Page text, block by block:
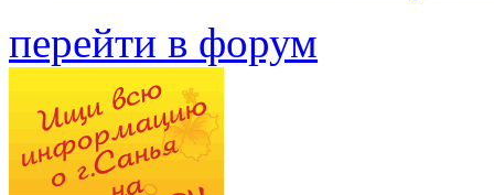
перейти в форум